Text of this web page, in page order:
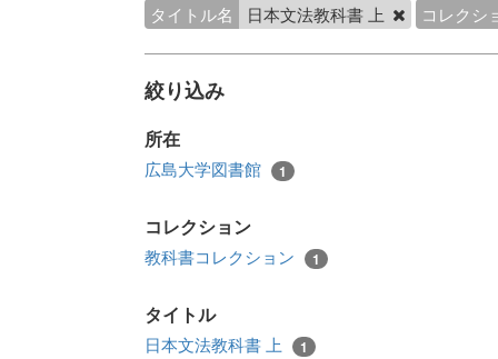
タイトル名 日本文法教科書 上 コレクシ
絞り込み
所在
広島大学図書館 1
コレクション
教科書コレクション 1
タイトル
日本文法教科書 上 1